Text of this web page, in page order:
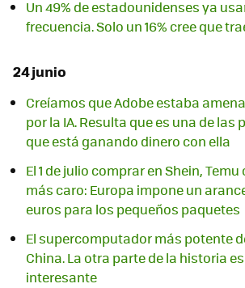
Un 49% de estadounidenses ya
frecuencia. Solo un 16% cree que
24 junio
Creíamos que Adobe estaba
por la IA. Resulta que es una de las
que está ganando dinero con ella
El 1 de julio comprar en Shein,
más caro: Europa impone un
euros para los pequeños paquetes
El supercomputador más potente
China. La otra parte de la historia
interesante